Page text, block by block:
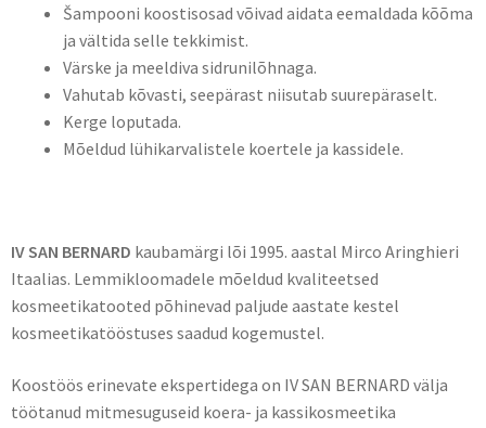
Šampooni koostisosad võivad aidata eemaldada kõõma
ja vältida selle tekkimist.
Värske ja meeldiva sidrunilõhnaga.
Vahutab kõvasti, seepärast niisutab suurepäraselt.
Kerge loputada.
Mõeldud lühikarvalistele koertele ja kassidele.
IV SAN BERNARD kaubamärgi lõi 1995. aastal Mirco Aringhieri
Itaalias. Lemmikloomadele mõeldud kvaliteetsed
kosmeetikatooted põhinevad paljude aastate kestel
kosmeetikatööstuses saadud kogemustel.
Koostöös erinevate ekspertidega on IV SAN BERNARD välja
töötanud mitmesuguseid koera- ja kassikosmeetika